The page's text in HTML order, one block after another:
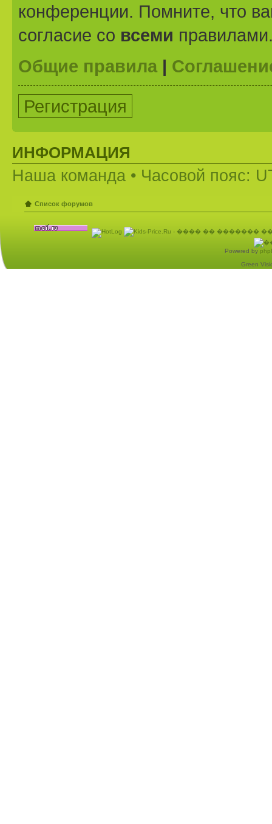
конференции. Помните, что
согласие со всеми
Общие правила |
Регистрация
ИНФОРМАЦИЯ
Наша команда • Часовой пояс:
Список форумов
Powered by
Green